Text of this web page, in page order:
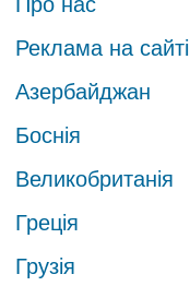
Реклама на сайті
Азербайджан
Боснія
Великобританія
Греція
Грузія